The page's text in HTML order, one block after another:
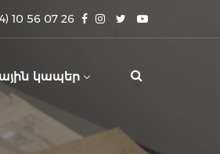
10 56 07 26
կապեր